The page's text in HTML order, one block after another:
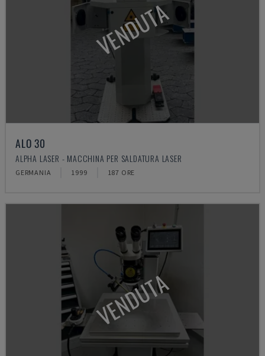
VENDUTA
ALO 30
ALPHA LASER - MACCHINA PER SALDATURA LASER
GERMANIA 1999 187 ORE
VENDUTA